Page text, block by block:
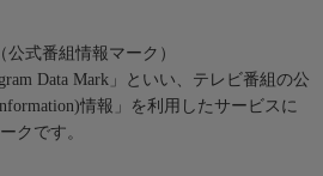
公式番組情報マーク）
Data Mark」といい、テレビ番組の公
情報」を利用したサービスに
クです。